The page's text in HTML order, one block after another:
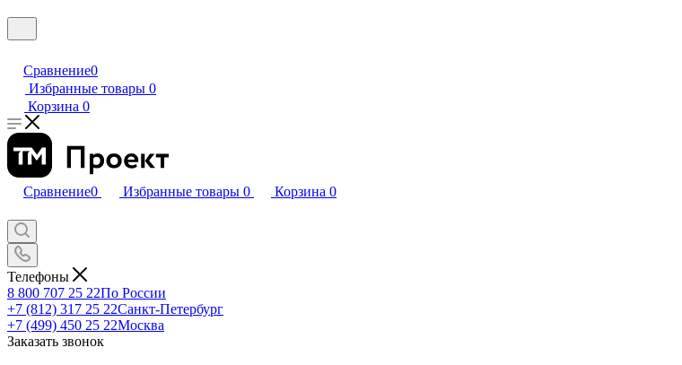
Сравнение0
Избранные товары 0
Корзина 0
Сравнение0 Избранные товары 0 Корзина 0
Телефоны
8 800 707 25 22По России
+7 (812) 317 25 22Санкт-Петербург
+7 (499) 450 25 22Москва
Заказать звонок